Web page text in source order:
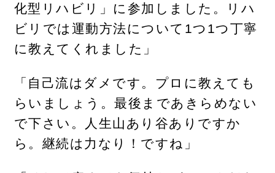
化型リハビリ」に参加しました。リハ
ビリでは運動方法について1つ1つ丁寧
に教えてくれました」
「自己流はダメです。プロに教えても
らいましょう。最後まであきらめない
で下さい。人生山あり谷ありですか
ら。継続は力なり！ですね」